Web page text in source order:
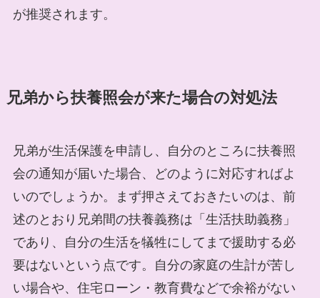
が推奨されます。
兄弟から扶養照会が来た場合の対処法
兄弟が生活保護を申請し、自分のところに扶養照
会の通知が届いた場合、どのように対応すればよ
いのでしょうか。まず押さえておきたいのは、前
述のとおり兄弟間の扶養義務は「生活扶助義務」
であり、自分の生活を犠牲にしてまで援助する必
要はないという点です。自分の家庭の生計が苦し
い場合や、住宅ローン・教育費などで余裕がない